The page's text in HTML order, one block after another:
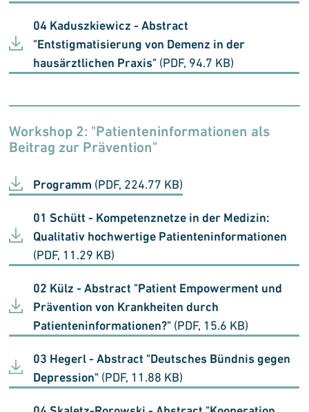
04 Kaduszkiewicz - Abstract
"Entstigmatisierung von Demenz in der
hausärztlichen Praxis" (PDF, 94.7 KB)
Workshop 2: "Patienteninformationen als
Beitrag zur Prävention"
Programm (PDF, 224.77 KB)
01 Schütt - Kompetenznetze in der Medizin:
Qualitativ hochwertige Patienteninformationen
(PDF, 11.29 KB)
02 Külz - Abstract "Patient Empowerment und
Prävention von Krankheiten durch
Patienteninformationen?" (PDF, 15.6 KB)
03 Hegerl - Abstract "Deutsches Bündnis gegen
Depression" (PDF, 11.88 KB)